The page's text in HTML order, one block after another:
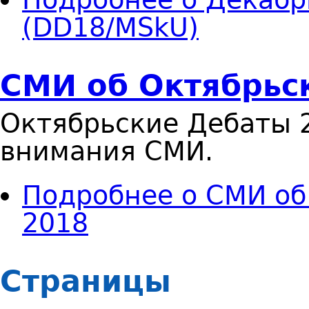
(DD18/MSkU)
СМИ об
Октябрьские Дебаты
внимания СМИ.
Подробнее о СМИ об
2018
Страницы